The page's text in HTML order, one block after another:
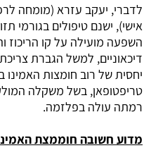
לדברי, יעקב עזרא (מומחה
אישי), ישנם טיפולים בגורמי
השפעה מועילה על קו הריכוז
דיכאוניים, למשל הגברת
יחסית של רוב חומצות
טריפטופאן, בשל משקלה
רמתה עולה בפלזמה.
מדוע חשובה חוממצת